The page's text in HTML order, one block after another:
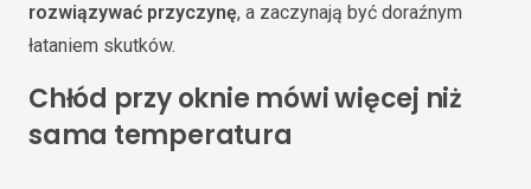
rozwiązywać przyczynę, a zaczynają być doraźnym
łataniem skutków.
Chłód przy oknie mówi więcej niż
sama temperatura